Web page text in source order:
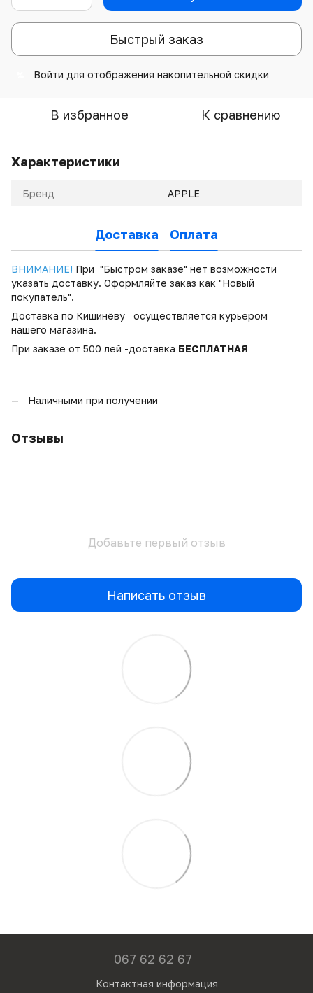
Быстрый заказ
Войти для отображения накопительной скидки
В избранное К сравнению
Характеристики
Бренд APPLE
Доставка Оплата
ВНИМАНИЕ! При "Быстром заказе" нет возможности
указать доставку. Оформляйте заказ как "Новый
покупатель".
Доставка по Кишинёву осуществляется курьером
нашего магазина.
При заказе от 500 лей -доставка БЕСПЛАТНАЯ
Наличными при получении
Отзывы
Добавьте первый отзыв
Написать отзыв
067 62 62 67
Контактная информация